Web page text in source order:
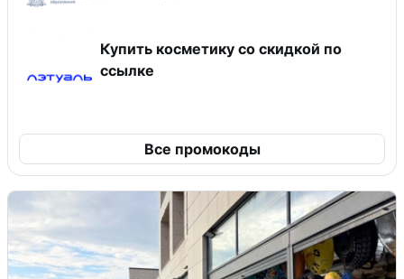
Купить косметику со скидкой по
ссылке
Все промокоды